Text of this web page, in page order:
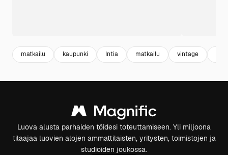
matkailu kaupunki Intia matkailu vintage
Luova alusta parhaiden töidesi toteuttamiseen. Yli miljoona
tilaajaa luovien alojen ammattilaisten, yritysten, toimistojen ja
studioiden joukossa.